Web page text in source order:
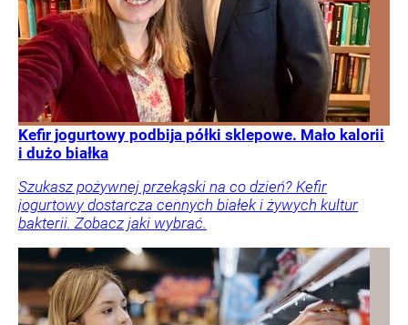
Kefir jogurtowy podbija półki sklepowe. Mało kalorii
i dużo białka
Szukasz pożywnej przekąski na co dzień? Kefir
jogurtowy dostarcza cennych białek i żywych kultur
bakterii. Zobacz jaki wybrać.